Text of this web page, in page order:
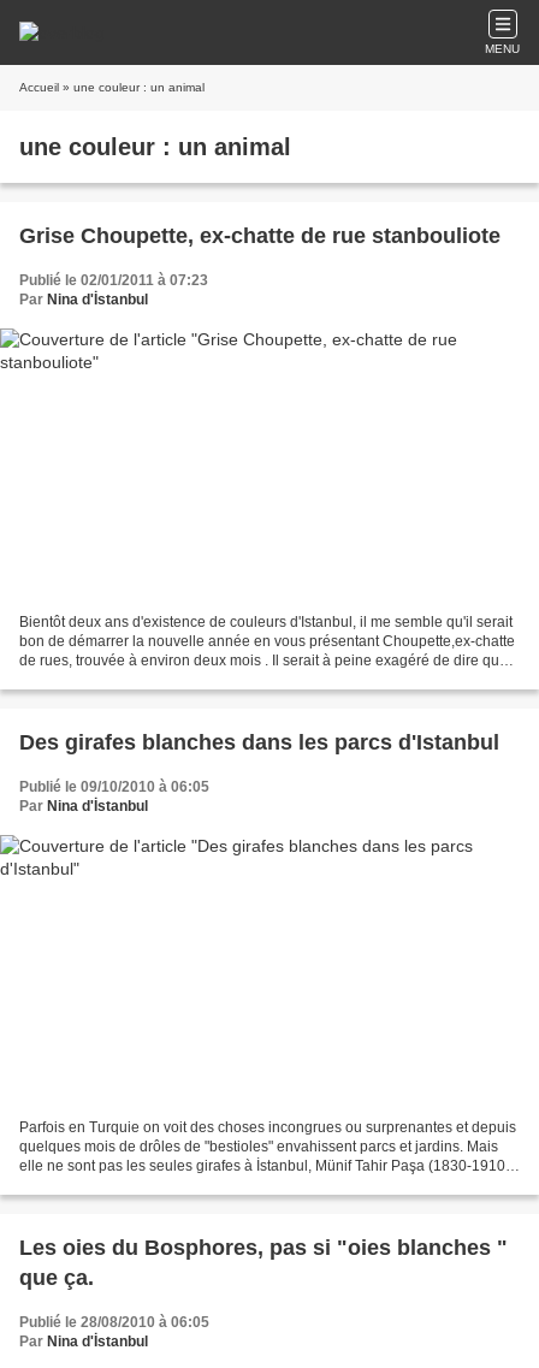
MENU
Accueil » une couleur : un animal
une couleur : un animal
Grise Choupette, ex-chatte de rue stanbouliote
Publié le 02/01/2011 à 07:23
Par Nina d'İstanbul
Bientôt deux ans d'existence de couleurs d'Istanbul, il me semble qu'il serait
bon de démarrer la nouvelle année en vous présentant Choupette,ex-chatte
de rues, trouvée à environ deux mois . Il serait à peine exagéré de dire que
Des girafes blanches dans les parcs d'Istanbul
Publié le 09/10/2010 à 06:05
Par Nina d'İstanbul
Parfois en Turquie on voit des choses incongrues ou surprenantes et depuis
quelques mois de drôles de "bestioles" envahissent parcs et jardins. Mais
elle ne sont pas les seules girafes à İstanbul, Münif Tahir Paşa (1830-1910)
Les oies du Bosphores, pas si "oies blanches "
que ça.
Publié le 28/08/2010 à 06:05
Par Nina d'İstanbul